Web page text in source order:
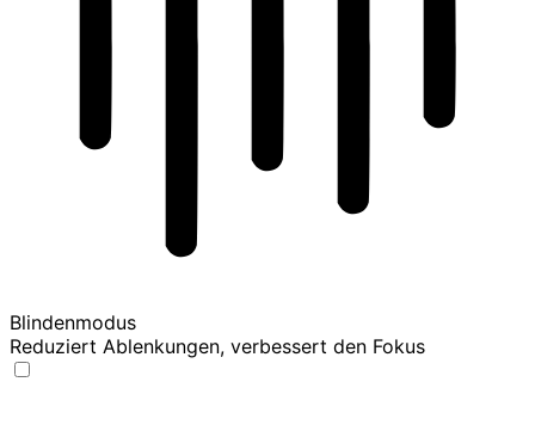
Blindenmodus
Reduziert Ablenkungen, verbessert den Fokus